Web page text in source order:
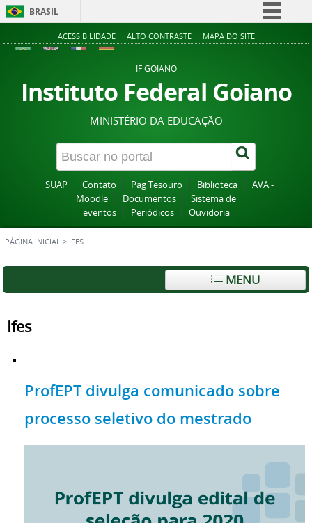
BRASIL
Simplifique!
Acesso à informação
Legislação
Canais
ACESSIBILIDADE ALTO CONTRASTE MAPA DO SITE
IF GOIANO
Instituto Federal Goiano
MINISTÉRIO DA EDUCAÇÃO
SUAP Contato Pag Tesouro Biblioteca
AVA -
Moodle
Documentos
Sistema de
eventos
Periódicos Ouvidoria
PÁGINA INICIAL > IFES
MENU
Ifes
ProfEPT divulga comunicado sobre
processo seletivo do mestrado